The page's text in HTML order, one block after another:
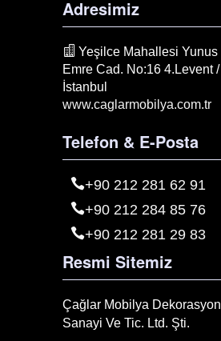
Adresimiz
Yeşilce Mahallesi Yunus
Emre Cad. No:16 4.Levent /
İstanbul
www.caglarmobilya.com.tr
Telefon & E-Posta
+90 212 281 62 91
+90 212 284 85 76
+90 212 281 29 83
Resmi Sitemiz
Çağlar Mobilya Dekorasyon
Sanayi Ve Tic. Ltd. Şti.